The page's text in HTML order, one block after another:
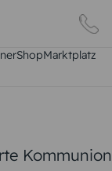
Marktplatz
Kommunion